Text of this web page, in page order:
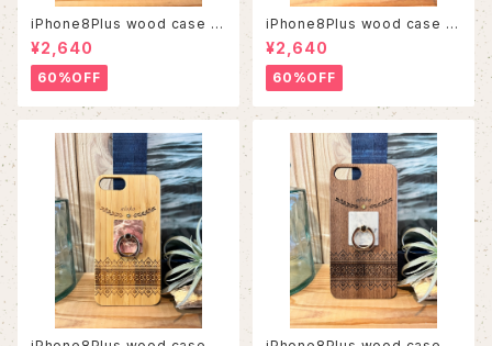
iPhone8Plus wood case 5
6
¥2,640
60%OFF
iPhone8Plus wood case 5
3
¥2,640
60%OFF